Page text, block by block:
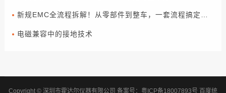
电磁兼容中的接地技术
Copyright © 深圳市霍达尔仪器有限公司 备案号： 粤ICP备18007893号 百度统